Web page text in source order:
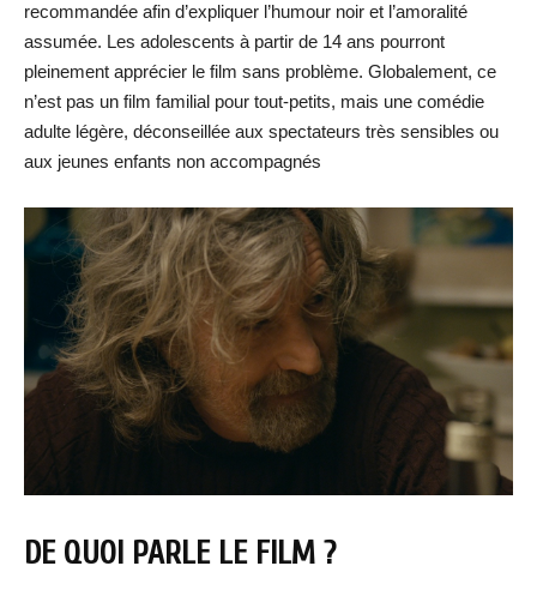
recommandée afin d’expliquer l’humour noir et l’amoralité
assumée. Les adolescents à partir de 14 ans pourront
pleinement apprécier le film sans problème. Globalement, ce
n’est pas un film familial pour tout-petits, mais une comédie
adulte légère, déconseillée aux spectateurs très sensibles ou
aux jeunes enfants non accompagnés
DE QUOI PARLE LE FILM ?